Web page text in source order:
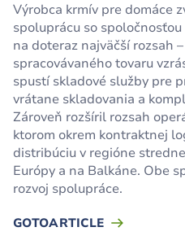
Výrobca krmív pre domáce
spoluprácu so
na doteraz najväčší rozsah
spracovávaného tovaru
spustí skladové služby pre
vrátane skladovania a
Zároveň rozšíril rozsah
ktorom okrem kontraktnej
distribúciu v regióne
Európy a na Balkáne. Obe
rozvoj spolupráce.
GOTOARTICLE